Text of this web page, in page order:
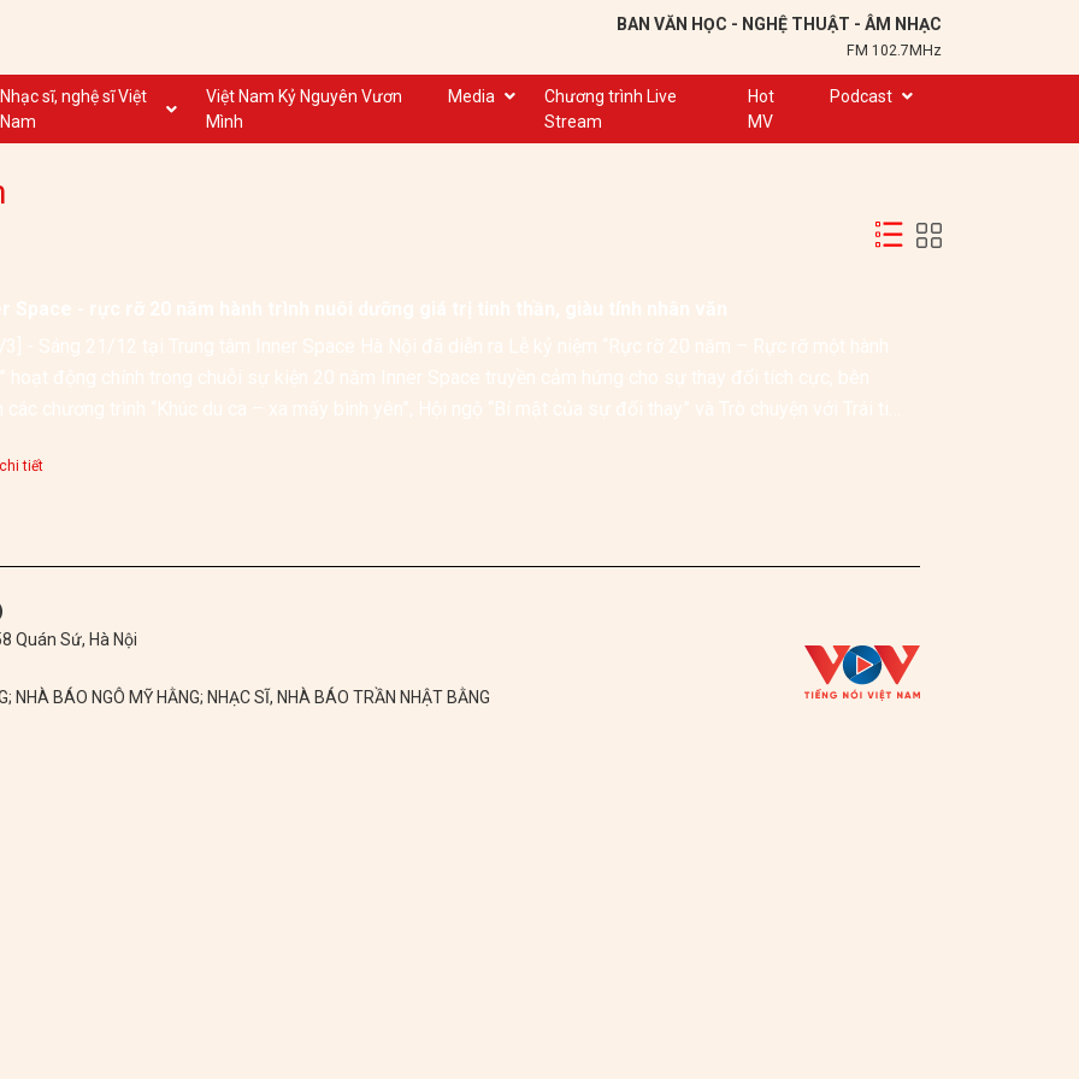
BAN VĂN HỌC - NGHỆ THUẬT - ÂM NHẠC
FM 102.7MHz
Nhạc sĩ, nghệ sĩ Việt
Nam
Nghệ sĩ biểu diễn VN
Nhạc sĩ VN
Việt Nam Kỷ Nguyên Vươn
Mình
Media
Dân ca
Chương trình Live
Stream
Hot
MV
Podcast
Trạm 102,7
Chuyện để kể
Đôi bạn văn chương
Hành trình sáng tạo
Space - rực rỡ 20 năm hành trình nuôi dưỡng giá trị tinh thần, giàu tính nhân văn
- Sáng 21/12 tại Trung tâm Inner Space Hà Nội đã diễn ra Lễ kỷ niệm “Rực rỡ 20 năm – Rực rỡ một hành
hoạt động chính trong chuỗi sự kiện 20 năm Inner Space truyền cảm hứng cho sự thay đổi tích cực, bên
các chương trình “Khúc du ca – xa mấy bình yên”, Hội ngộ “Bí mật của sự đổi thay” và Trò chuyện với Trái tim
tiết
Quán Sứ, Hà Nội
BÁO NGÔ MỸ HẰNG; NHẠC SĨ, NHÀ BÁO TRẦN NHẬT BẰNG